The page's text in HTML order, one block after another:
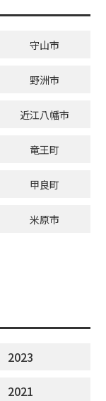
守山市
野洲市
近江八幡市
竜王町
甲良町
米原市
2023
2021